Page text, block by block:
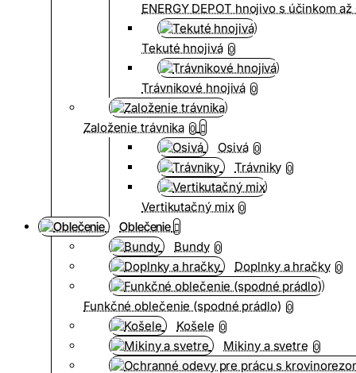
ENERGY DEPOT hnojivo s účinkom
Tekuté hnojivá 0
Trávnikové hnojivá 0
Založenie trávnika 0
Osivá 0
Trávniky 0
Vertikutačný mix 0
Oblečenie
Bundy 0
Doplnky a hračky 0
Funkčné oblečenie (spodné prádlo) 0
Košele 0
Mikiny a svetre 0